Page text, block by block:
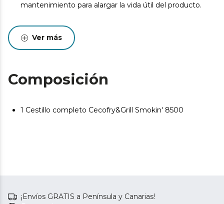
mantenimiento para alargar la vida útil del producto.
Ver más
Composición
1 Cestillo completo Cecofry&Grill Smokin' 8500
¡Envíos GRATIS a Península y Canarias!